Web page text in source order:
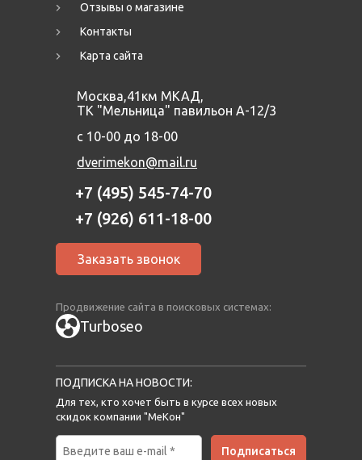
Отзывы о магазине
Контакты
Карта сайта
Москва,41км МКАД,
ТК "Мельница" павильон А-12/3
с 10-00 до 18-00
dverimekon@mail.ru
+7 (495) 545-74-70
+7 (926) 611-18-00
Заказать звонок
Продвижение сайта в поисковых системах:
Turboseo
ПОДПИСКА НА НОВОСТИ:
Для тех, кто хочет быть в курсе всех новых
скидок компании "МеКон"